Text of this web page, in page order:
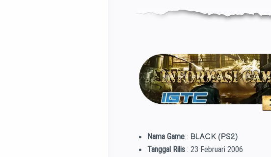
Nama Game : BLACK (PS2)
Tanggal Rilis : 23 Februari 2006